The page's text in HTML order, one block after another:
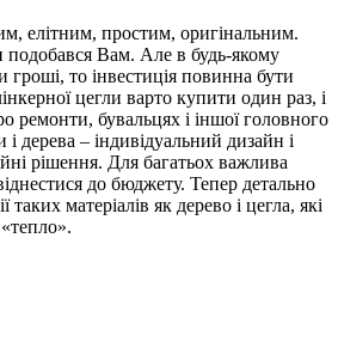
елітним, простим, оригінальним.
Вам. Але в будь-якому
гроші, то інвестиція повинна бути
цегли варто купити один раз, і
ремонти, бувальцях і іншої головного
дерева – індивідуальний дизайн і
рішення. Для багатьох важлива
до бюджету. Тепер детально
таких матеріалів як дерево і цегла, які